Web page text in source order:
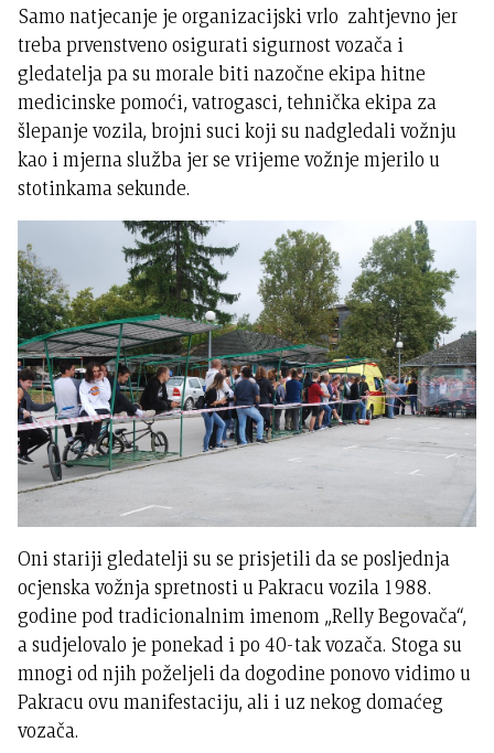
Samo natjecanje je organizacijski vrlo zahtjevno jer
treba prvenstveno osigurati sigurnost vozača i
gledatelja pa su morale biti nazočne ekipa hitne
medicinske pomoći, vatrogasci, tehnička ekipa za
šlepanje vozila, brojni suci koji su nadgledali vožnju
kao i mjerna služba jer se vrijeme vožnje mjerilo u
stotinkama sekunde.
Oni stariji gledatelji su se prisjetili da se posljednja
ocjenska vožnja spretnosti u Pakracu vozila 1988.
godine pod tradicionalnim imenom „Relly Begovača“,
a sudjelovalo je ponekad i po 40-tak vozača. Stoga su
mnogi od njih poželjeli da dogodine ponovo vidimo u
Pakracu ovu manifestaciju, ali i uz nekog domaćeg
vozača.